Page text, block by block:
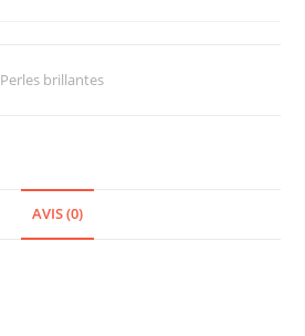
Perles brillantes
AVIS (0)